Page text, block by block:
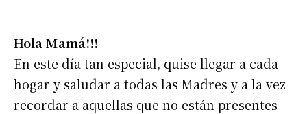
Hola Mamá!!!
En este día tan especial, quise llegar a cada
hogar y saludar a todas las Madres y a la vez
recordar a aquellas que no están presentes